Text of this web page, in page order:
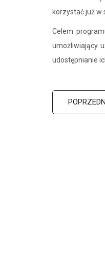
korzystać już w
Celem
umożliwiający
udostępnianie